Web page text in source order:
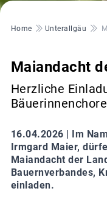
Pfadnavigation
Home Unterallgäu
Maiandacht
Herzliche
16.04.2026 | Im
Irmgard Maier,
Maiandacht der
Bauernverbandes,
einladen.